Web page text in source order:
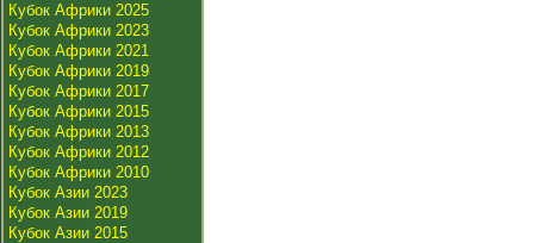
Кубок Африки 2025
Кубок Африки 2023
Кубок Африки 2021
Кубок Африки 2019
Кубок Африки 2017
Кубок Африки 2015
Кубок Африки 2013
Кубок Африки 2012
Кубок Африки 2010
Кубок Азии 2023
Кубок Азии 2019
Кубок Азии 2015